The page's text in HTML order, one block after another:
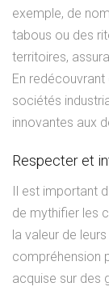
exemple, de
tabous ou des
territoires,
En
sociétés
innovantes aux
Respecter et
Il est important
de mythifier les
la valeur de
compréhension
acquise sur des